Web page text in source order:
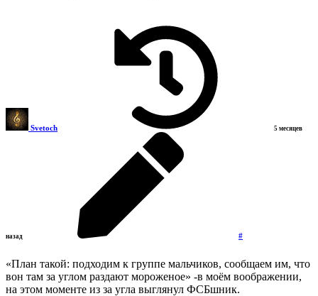
Svetoch 5 месяцев
назад #
«План такой: подходим к группе мальчиков, сообщаем им, что
вон там за углом раздают мороженое» -в моём воображении,
на этом моменте из за угла выглянул ФСБшник.